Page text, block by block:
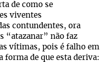
de como se
viventes
contundentes, ora
“atazanar” não faz
vítimas, pois é falho em
forma de que esta deriva: